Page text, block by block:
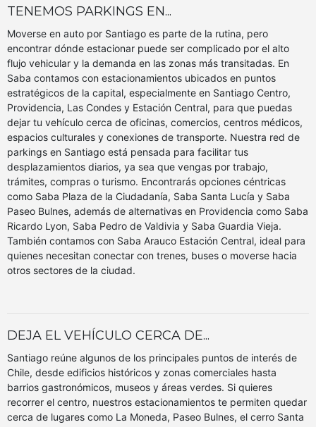
TENEMOS PARKINGS EN...
Moverse en auto por Santiago es parte de la rutina, pero
encontrar dónde estacionar puede ser complicado por el alto
flujo vehicular y la demanda en las zonas más transitadas. En
Saba contamos con estacionamientos ubicados en puntos
estratégicos de la capital, especialmente en Santiago Centro,
Providencia, Las Condes y Estación Central, para que puedas
dejar tu vehículo cerca de oficinas, comercios, centros médicos,
espacios culturales y conexiones de transporte. Nuestra red de
parkings en Santiago está pensada para facilitar tus
desplazamientos diarios, ya sea que vengas por trabajo,
trámites, compras o turismo. Encontrarás opciones céntricas
como Saba Plaza de la Ciudadanía, Saba Santa Lucía y Saba
Paseo Bulnes, además de alternativas en Providencia como Saba
Ricardo Lyon, Saba Pedro de Valdivia y Saba Guardia Vieja.
También contamos con Saba Arauco Estación Central, ideal para
quienes necesitan conectar con trenes, buses o moverse hacia
otros sectores de la ciudad.
DEJA EL VEHÍCULO CERCA DE...
Santiago reúne algunos de los principales puntos de interés de
Chile, desde edificios históricos y zonas comerciales hasta
barrios gastronómicos, museos y áreas verdes. Si quieres
recorrer el centro, nuestros estacionamientos te permiten quedar
cerca de lugares como La Moneda, Paseo Bulnes, el cerro Santa